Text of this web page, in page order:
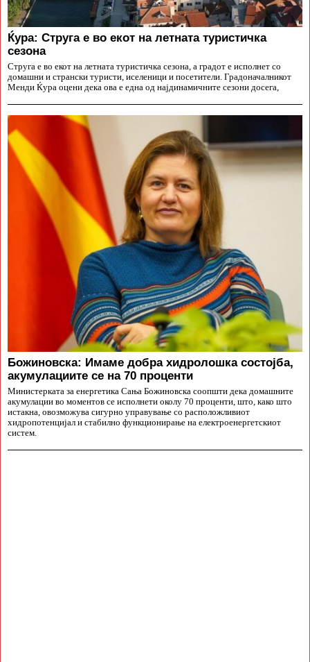
Ќура: Струга е во екот на летната туристичка
сезона
Струга е во екот на летната туристичка сезона, а градот е исполнет со
домашни и странски туристи, иселеници и посетители. Градоначалникот
Менди Ќура оцени дека ова е една од најдинамичните сезони досега,
Божиновска: Имаме добра хидролошка состојба,
акумулациите се на 70 проценти
Министерката за енергетика Сања Божиновска соопшти дека домашните
акумулации во моментов се исполнети околу 70 проценти, што, како што
истакна, овозможува сигурно управување со расположливиот
хидропотенцијал и стабилно функционирање на електроенергетскиот
систем.